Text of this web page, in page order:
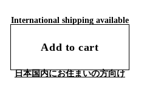
International shipping available
Add to cart
日本国内にお住まいの方向け